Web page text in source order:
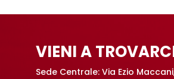
VIENI A
Sede Centrale: Via Ezio